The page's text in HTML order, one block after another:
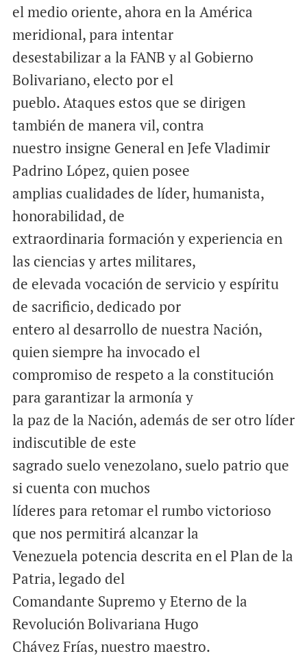
el medio oriente, ahora en la América
meridional, para intentar
desestabilizar a la FANB y al Gobierno
Bolivariano, electo por el
pueblo. Ataques estos que se dirigen
también de manera vil, contra
nuestro insigne General en Jefe Vladimir
Padrino López, quien posee
amplias cualidades de líder, humanista,
honorabilidad, de
extraordinaria formación y experiencia en
las ciencias y artes militares,
de elevada vocación de servicio y espíritu
de sacrificio, dedicado por
entero al desarrollo de nuestra Nación,
quien siempre ha invocado el
compromiso de respeto a la constitución
para garantizar la armonía y
la paz de la Nación, además de ser otro líder
indiscutible de este
sagrado suelo venezolano, suelo patrio que
si cuenta con muchos
líderes para retomar el rumbo victorioso
que nos permitirá alcanzar la
Venezuela potencia descrita en el Plan de la
Patria, legado del
Comandante Supremo y Eterno de la
Revolución Bolivariana Hugo
Chávez Frías, nuestro maestro.